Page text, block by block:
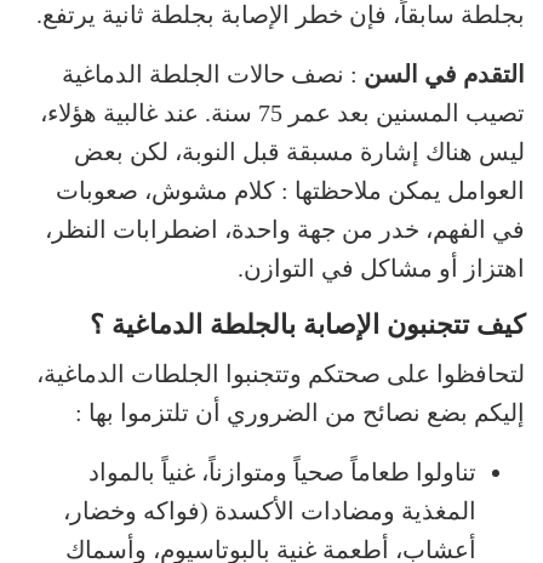
بجلطة سابقاً، فإن خطر الإصابة بجلطة ثانية يرتفع.
التقدم في السن : نصف حالات الجلطة الدماغية
تصيب المسنين بعد عمر 75 سنة. عند غالبية هؤلاء،
ليس هناك إشارة مسبقة قبل النوبة، لكن بعض
العوامل يمكن ملاحظتها : كلام مشوش، صعوبات
في الفهم، خدر من جهة واحدة، اضطرابات النظر،
اهتزاز أو مشاكل في التوازن.
كيف تتجنبون الإصابة بالجلطة الدماغية ؟
لتحافظوا على صحتكم وتتجنبوا الجلطات الدماغية،
إليكم بضع نصائح من الضروري أن تلتزموا بها :
تناولوا طعاماً صحياً ومتوازناً، غنياً بالمواد
المغذية ومضادات الأكسدة (فواكه وخضار،
أعشاب، أطعمة غنية بالبوتاسيوم، وأسماك